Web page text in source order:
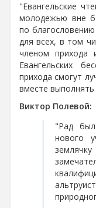
"Евангельские
молодежью вне
по
для всех, в том
членом прихода
Евангельских
прихода смогут
вместе
Виктор Полевой:
"Рад
нового